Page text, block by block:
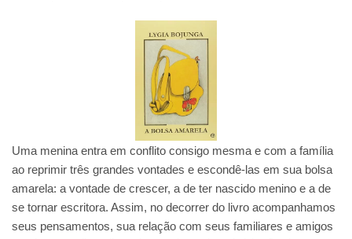
Uma menina entra em conflito consigo mesma e com a família
ao reprimir três grandes vontades e escondê-las em sua bolsa
amarela: a vontade de crescer, a de ter nascido menino e a de
se tornar escritora. Assim, no decorrer do livro acompanhamos
seus pensamentos, sua relação com seus familiares e amigos